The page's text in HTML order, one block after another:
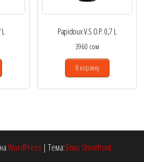
Papidoux V.S.O.P. 0,7 L
3960 сом
В корзину
WordPress | Тема: Envo Storefront